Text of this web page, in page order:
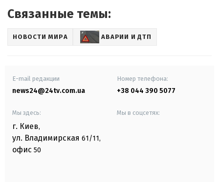
Связанные темы:
НОВОСТИ МИРА АВАРИИ И ДТП
E-mail редакции
news24@24tv.com.ua
Номер телефона:
+38 044 390 5077
Мы здесь:
г. Киев,
ул. Владимирская 61/11,
офис 50
Мы в соцсетях: